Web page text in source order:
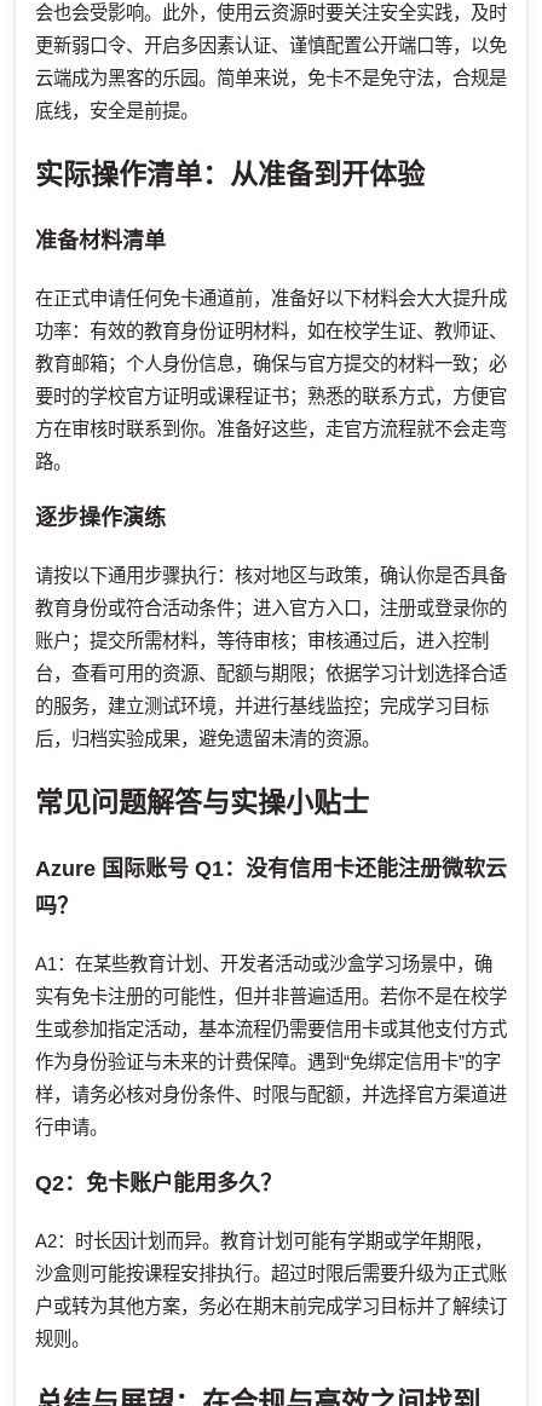
会也会受影响。此外，使用云资源时要关注安全实践，及时
更新弱口令、开启多因素认证、谨慎配置公开端口等，以免
云端成为黑客的乐园。简单来说，免卡不是免守法，合规是
底线，安全是前提。
实际操作清单：从准备到开体验
准备材料清单
在正式申请任何免卡通道前，准备好以下材料会大大提升成
功率：有效的教育身份证明材料，如在校学生证、教师证、
教育邮箱；个人身份信息，确保与官方提交的材料一致；必
要时的学校官方证明或课程证书；熟悉的联系方式，方便官
方在审核时联系到你。准备好这些，走官方流程就不会走弯
路。
逐步操作演练
请按以下通用步骤执行：核对地区与政策，确认你是否具备
教育身份或符合活动条件；进入官方入口，注册或登录你的
账户；提交所需材料，等待审核；审核通过后，进入控制
台，查看可用的资源、配额与期限；依据学习计划选择合适
的服务，建立测试环境，并进行基线监控；完成学习目标
后，归档实验成果，避免遗留未清的资源。
常见问题解答与实操小贴士
Azure 国际账号 Q1：没有信用卡还能注册微软云
吗？
A1：在某些教育计划、开发者活动或沙盒学习场景中，确
实有免卡注册的可能性，但并非普遍适用。若你不是在校学
生或参加指定活动，基本流程仍需要信用卡或其他支付方式
作为身份验证与未来的计费保障。遇到“免绑定信用卡”的字
样，请务必核对身份条件、时限与配额，并选择官方渠道进
行申请。
Q2：免卡账户能用多久？
A2：时长因计划而异。教育计划可能有学期或学年期限，
沙盒则可能按课程安排执行。超过时限后需要升级为正式账
户或转为其他方案，务必在期末前完成学习目标并了解续订
规则。